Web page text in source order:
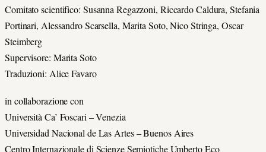
Comitato scientifico: Susanna Regazzoni, Riccardo Caldura, Stefania
Portinari, Alessandro Scarsella, Marita Soto, Nico Stringa, Oscar
Steimberg
Supervisore: Marita Soto
Traduzioni: Alice Favaro
in collaborazione con
Università Ca’ Foscari – Venezia
Universidad Nacional de Las Artes – Buenos Aires
Centro Internazionale di Scienze Semiotiche Umberto Eco